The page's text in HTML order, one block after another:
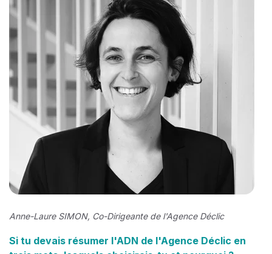
Anne-Laure SIMON, Co-Dirigeante de l'Agence Déclic
Si tu devais résumer l'ADN de l'Agence Déclic en